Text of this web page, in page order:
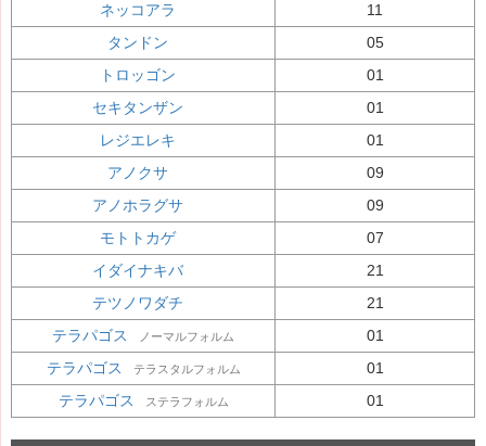
ネッコアラ
11
タンドン
05
トロッゴン
01
セキタンザン
01
レジエレキ
01
アノクサ
09
アノホラグサ
09
モトトカゲ
07
イダイナキバ
21
テツノワダチ
21
テラパゴス
ノーマルフォルム
01
テラパゴス
テラスタルフォルム
01
テラパゴス
ステラフォルム 01